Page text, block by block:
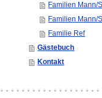
Familien Mann/
Familien Mann/
Familie Ref
Gästebuch
Kontakt